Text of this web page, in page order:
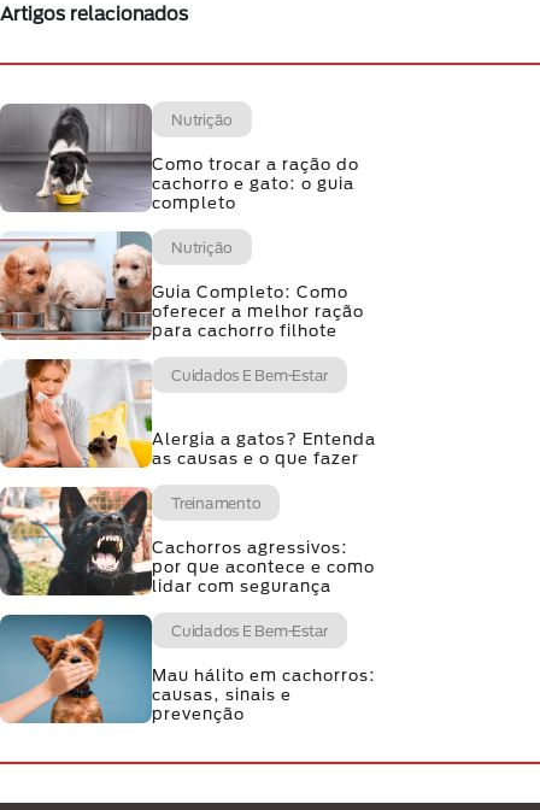
Artigos relacionados
Nutrição
Como trocar a ração do
cachorro e gato: o guia
completo
Nutrição
Guia Completo: Como
oferecer a melhor ração
para cachorro filhote
Cuidados E Bem-Estar
Alergia a gatos? Entenda
as causas e o que fazer
Treinamento
Cachorros agressivos:
por que acontece e como
lidar com segurança
Cuidados E Bem-Estar
Mau hálito em cachorros:
causas, sinais e
prevenção